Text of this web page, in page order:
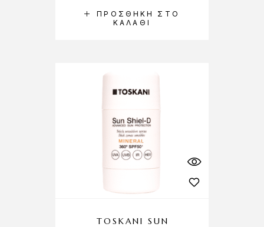
ΠΡΟΣΘΉΚΗ ΣΤΟ
ΚΑΛΆΘΙ
TOSKANI SUN